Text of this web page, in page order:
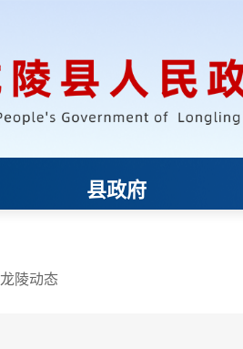
龙陵动态